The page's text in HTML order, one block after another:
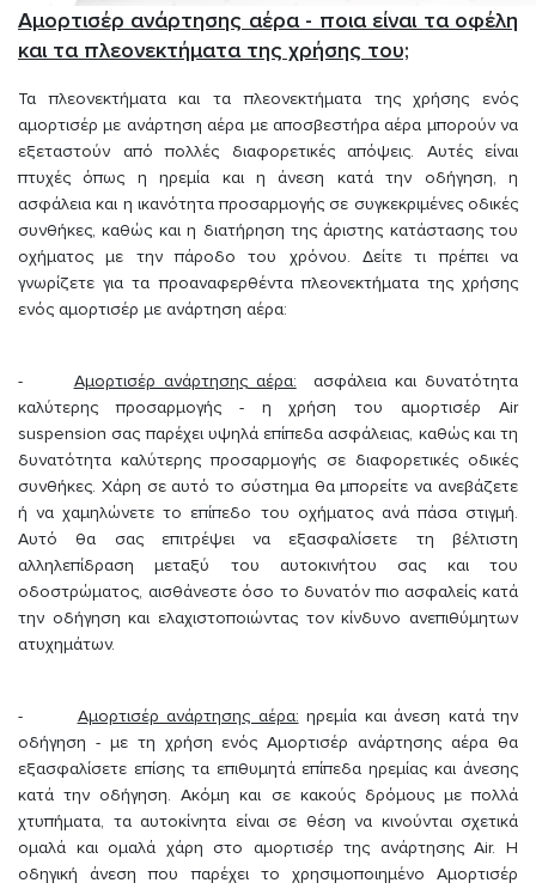
Αμορτισέρ ανάρτησης αέρα - ποια είναι τα οφέλη
και τα πλεονεκτήματα της χρήσης του;
Τα πλεονεκτήματα και τα πλεονεκτήματα της χρήσης ενός
αμορτισέρ με ανάρτηση αέρα με αποσβεστήρα αέρα μπορούν να
εξεταστούν από πολλές διαφορετικές απόψεις. Αυτές είναι
πτυχές όπως η ηρεμία και η άνεση κατά την οδήγηση, η
ασφάλεια και η ικανότητα προσαρμογής σε συγκεκριμένες οδικές
συνθήκες, καθώς και η διατήρηση της άριστης κατάστασης του
οχήματος με την πάροδο του χρόνου. Δείτε τι πρέπει να
γνωρίζετε για τα προαναφερθέντα πλεονεκτήματα της χρήσης
ενός αμορτισέρ με ανάρτηση αέρα:
- Αμορτισέρ ανάρτησης αέρα: ασφάλεια και δυνατότητα
καλύτερης προσαρμογής - η χρήση του αμορτισέρ Air
suspension σας παρέχει υψηλά επίπεδα ασφάλειας, καθώς και τη
δυνατότητα καλύτερης προσαρμογής σε διαφορετικές οδικές
συνθήκες. Χάρη σε αυτό το σύστημα θα μπορείτε να ανεβάζετε
ή να χαμηλώνετε το επίπεδο του οχήματος ανά πάσα στιγμή.
Αυτό θα σας επιτρέψει να εξασφαλίσετε τη βέλτιστη
αλληλεπίδραση μεταξύ του αυτοκινήτου σας και του
οδοστρώματος, αισθάνεστε όσο το δυνατόν πιο ασφαλείς κατά
την οδήγηση και ελαχιστοποιώντας τον κίνδυνο ανεπιθύμητων
ατυχημάτων.
- Αμορτισέρ ανάρτησης αέρα: ηρεμία και άνεση κατά την
οδήγηση - με τη χρήση ενός Αμορτισέρ ανάρτησης αέρα θα
εξασφαλίσετε επίσης τα επιθυμητά επίπεδα ηρεμίας και άνεσης
κατά την οδήγηση. Ακόμη και σε κακούς δρόμους με πολλά
χτυπήματα, τα αυτοκίνητα είναι σε θέση να κινούνται σχετικά
ομαλά και ομαλά χάρη στο αμορτισέρ της ανάρτησης Air. Η
οδηγική άνεση που παρέχει το χρησιμοποιημένο Αμορτισέρ